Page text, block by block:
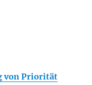
von Priorität